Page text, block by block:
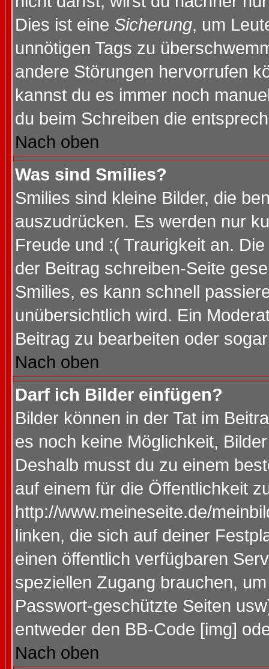
Dies ist eine Sicherung, um
unnötigen Tags zu
andere Störungen hervorrufen
kannst du es immer noch
du beim Schreiben die
Nach oben
Was sind Smilies?
Smilies sind kleine Bilder, die
auszudrücken. Es werden nur
Freude und :( Traurigkeit an.
der Beitrag schreiben-Seite
Smilies, es kann schnell
unübersichtlich wird. Ein
Beitrag zu bearbeiten oder
Nach oben
Darf ich Bilder einfügen?
Bilder können in der Tat im
es noch keine Möglichkeit,
Deshalb musst du zu einem
auf einem für die Öffentlichkeit
http://www.meineseite.de/
linken, die sich auf deiner
einen öffentlich verfügbaren
speziellen Zugang brauchen,
Passwort-geschützte Seiten
entweder den BB-Code [img]
Nach oben